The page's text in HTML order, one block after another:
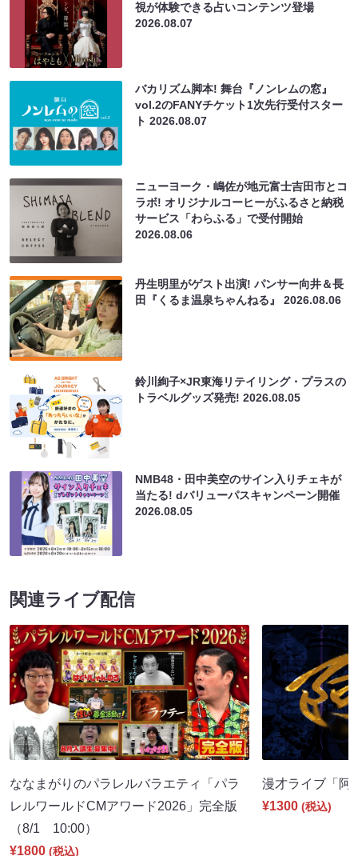
視が体験できる占いコンテンツ登場
2026.08.07
バカリズム脚本! 舞台『ノンレムの窓』
vol.2のFANYチケット1次先行受付スター
ト2026.08.07
ニューヨーク・嶋佐が地元富士吉田市とコ
ラボ! オリジナルコーヒーがふるさと納税
サービス「わらふる」で受付開始
2026.08.06
丹生明里がゲスト出演! パンサー向井＆長
田『くるま温泉ちゃんねる』2026.08.06
鈴川絢子×JR東海リテイリング・プラスの
トラベルグッズ発売!2026.08.05
NMB48・田中美空のサイン入りチェキが
当たる! dバリューパスキャンペーン開催
2026.08.05
関連ライブ配信
ななまがりのパラレルバラエティ「パラ
レルワールドCMアワード2026」完全版
（8/1 10:00）
¥1800 (税込)
漫才ライブ「
¥1300 (税込)